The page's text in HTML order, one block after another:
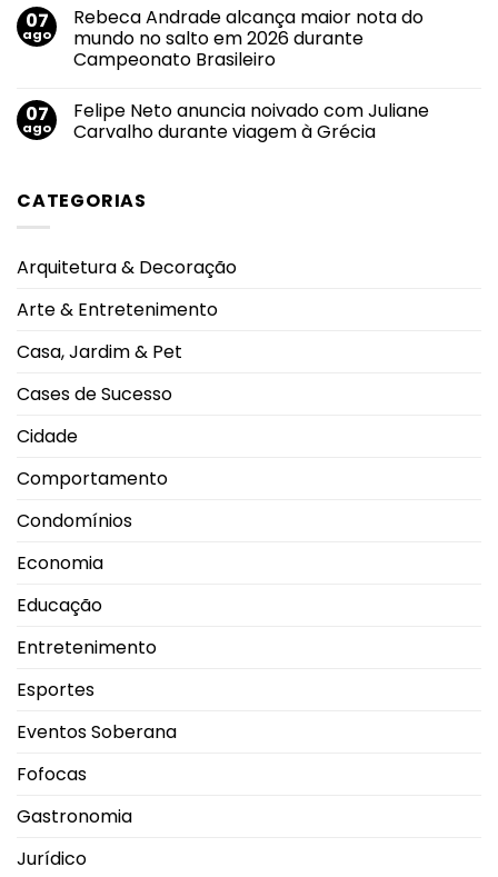
principais
emissoras
do
Triângulo
uso
de
cigarros
eletrônicos
antecipa
lesões
pulmonares
oncológico
em
Agosto
Lilás
2026:
transformar
em
proteção
07
ago
Rebeca Andrade alcança maior nota do
mundo no salto em 2026 durante
Campeonato Brasileiro
em
Rebeca
Andrade
do
mundo
2026
Brasileiro
07
ago
Felipe Neto anuncia noivado com Juliane
Carvalho durante viagem à Grécia
Felipe
Neto
Juliane
viagem
Grécia
CATEGORIAS
Arquitetura & Decoração
Arte & Entretenimento
Casa, Jardim & Pet
Cases de Sucesso
Cidade
Comportamento
Condomínios
Economia
Educação
Entretenimento
Esportes
Eventos Soberana
Fofocas
Gastronomia
Jurídico